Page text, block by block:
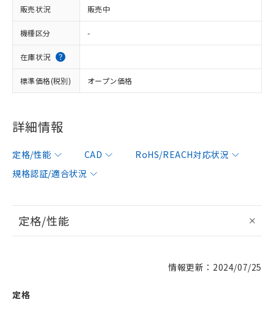
販売状況 販売中
機種区分 -
在庫状況
標準価格(税別) オープン価格
詳細情報
定格/性能 CAD
RoHS/REACH対応状況
規格認証/適合状況
定格/性能
情報更新：2024/07/25
定格